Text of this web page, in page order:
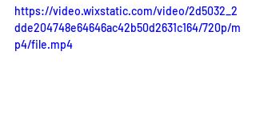
https://video.wixstatic.com/video/2d5032_2
dde204748e64646ac42b50d2631c164/720p/m
p4/file.mp4